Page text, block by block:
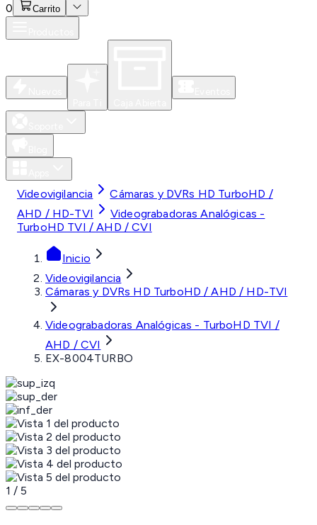
0 Carrito
Videovigilancia
Cámaras y DVRs HD TurboHD /
AHD / HD-TVI
Videograbadoras Analógicas -
TurboHD TVI / AHD / CVI
Inicio
Videovigilancia
Cámaras y DVRs HD TurboHD / AHD / HD-TVI
Videograbadoras Analógicas - TurboHD TVI /
AHD / CVI
EX-8004TURBO
1 / 5